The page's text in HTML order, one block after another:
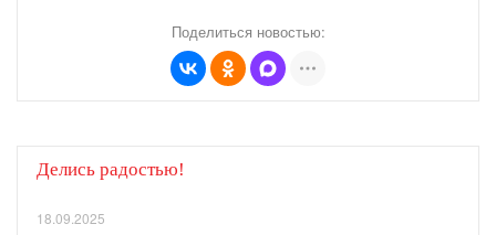
Поделиться новостью:
Делись радостью!
18.09.2025